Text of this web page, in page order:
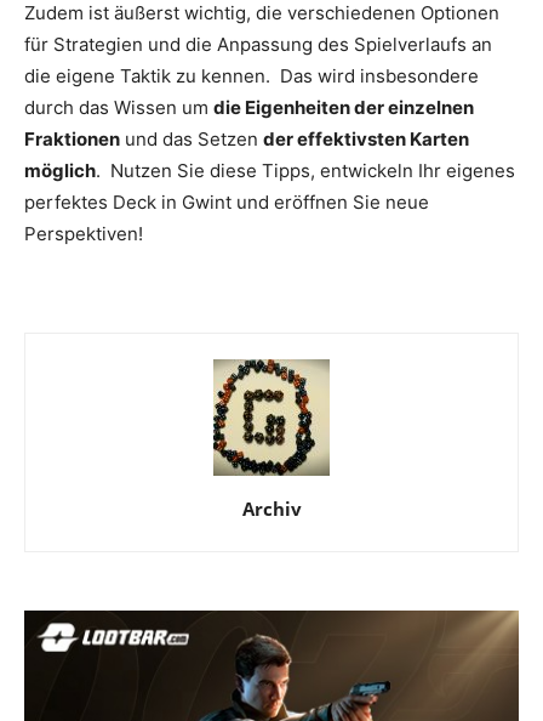
Zudem ist äußerst wichtig, die verschiedenen Optionen
für Strategien und die Anpassung des Spielverlaufs an
die eigene Taktik zu kennen. Das wird insbesondere
durch das Wissen um die Eigenheiten der einzelnen
Fraktionen und das Setzen der effektivsten Karten
möglich. Nutzen Sie diese Tipps, entwickeln Ihr eigenes
perfektes Deck in Gwint und eröffnen Sie neue
Perspektiven!
Archiv